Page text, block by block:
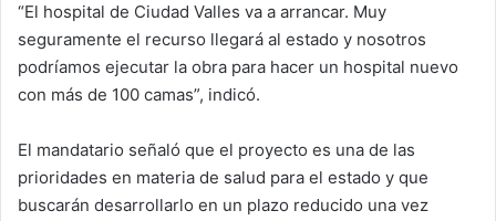
“El hospital de Ciudad Valles va a arrancar. Muy
seguramente el recurso llegará al estado y nosotros
podríamos ejecutar la obra para hacer un hospital nuevo
con más de 100 camas”, indicó.
El mandatario señaló que el proyecto es una de las
prioridades en materia de salud para el estado y que
buscarán desarrollarlo en un plazo reducido una vez